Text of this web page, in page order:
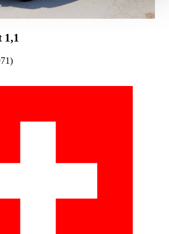
Rahmen Ihrer Nutzung der Dienste
1,1